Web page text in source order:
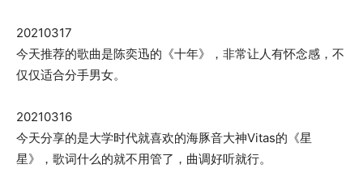
20210317
今天推荐的歌曲是陈奕迅的《十年》，非常让人有怀念感，不
仅仅适合分手男女。
20210316
今天分享的是大学时代就喜欢的海豚音大神Vitas的《星
星》，歌词什么的就不用管了，曲调好听就行。